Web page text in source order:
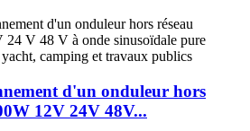
d'un onduleur hors
12V 24V 48V...